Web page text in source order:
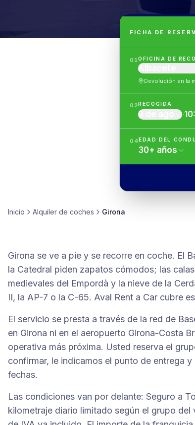
FICHA DE
01OFICINA DE
Albacete
Devolución en la
02RECOGIDA
9 de ago ·
04EDAD DEL
30+ años
Inicio Alquiler de coches Girona
Girona se ve a pie y se recorre en coche. El
la Catedral piden zapatos cómodos; las
medievales del Empordà y la nieve de la
II, la AP-7 o la C-65. Aval Rent a Car cubre
El servicio se presta a través de la red de
en Girona ni en el aeropuerto Girona-Costa
operativa más próxima. Usted reserva el
confirmar, le indicamos el punto de entrega
fechas.
Las condiciones van por delante: Seguro a
kilometraje diario limitado según el grupo del